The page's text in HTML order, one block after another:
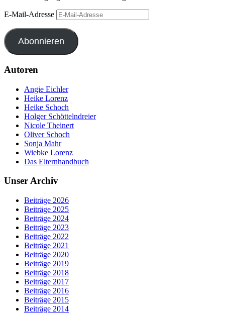
E-Mail-Adresse
Abonnieren
Autoren
Angie Eichler
Heike Lorenz
Heike Schoch
Holger Schöttelndreier
Nicole Theinert
Oliver Schoch
Sonja Mahr
Wiebke Lorenz
Das Elternhandbuch
Unser Archiv
Beiträge 2026
Beiträge 2025
Beiträge 2024
Beiträge 2023
Beiträge 2022
Beiträge 2021
Beiträge 2020
Beiträge 2019
Beiträge 2018
Beiträge 2017
Beiträge 2016
Beiträge 2015
Beiträge 2014